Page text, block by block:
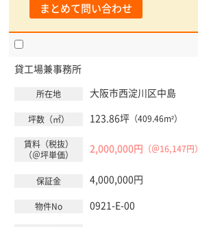
まとめて問い合わせ
貸工場兼事務所
大阪市西淀川区中島
123.86坪 （409.46m²）
2,000,000円 （＠16,147円）
4,000,000円
0921-E-00